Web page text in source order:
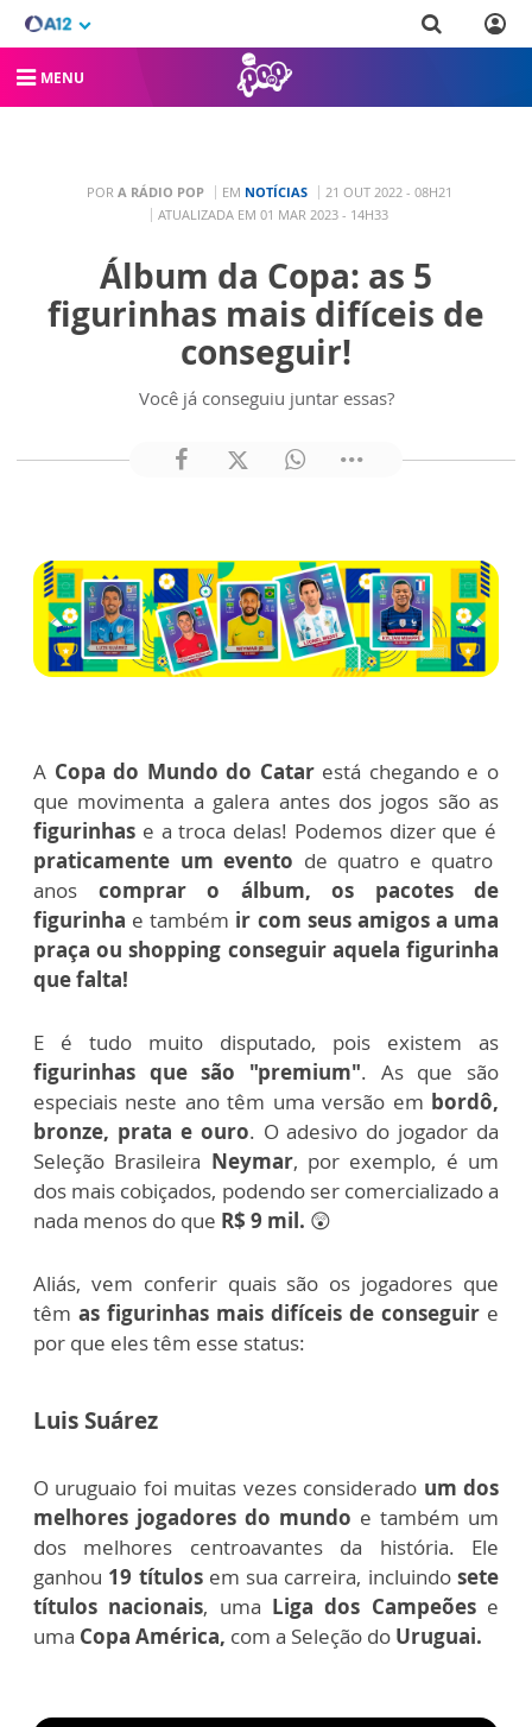
MENU
POR A RÁDIO POP EM NOTÍCIAS
21 OUT 2022 - 08H21
ATUALIZADA EM 01 MAR 2023 - 14H33
Álbum da Copa: as 5
figurinhas mais difíceis de
conseguir!
Você já conseguiu juntar essas?
A Copa do Mundo do Catarestá chegando e o
que movimenta a galera antes dos jogos são as
figurinhas e a troca delas! Podemos dizer que é
praticamente um evento de quatro e quatro
anos comprar o álbum, os pacotes de
figurinha e também ir com seus amigos a uma
praça ou shopping conseguir aquela figurinha
que falta!
E é tudo muito disputado, pois existem as
figurinhas que são "premium". As que são
especiais neste ano têm uma versão em bordô,
bronze, prata e ouro. O adesivo do jogador da
Seleção Brasileira Neymar, por exemplo, é um
dos mais cobiçados, podendo ser comercializado a
nada menos do que R$ 9 mil. 😲
Aliás, vem conferir quais são os jogadores que
têm as figurinhas mais difíceis de conseguir e
por que eles têm esse status:
Luis Suárez
O uruguaio foi muitas vezes considerado um dos
melhores jogadores do mundo e também um
dos melhores centroavantes da história. Ele
ganhou 19 títulosem sua carreira, incluindosete
títulos nacionais, uma Liga dos Campeõese
uma Copa América, com a Seleção do Uruguai.